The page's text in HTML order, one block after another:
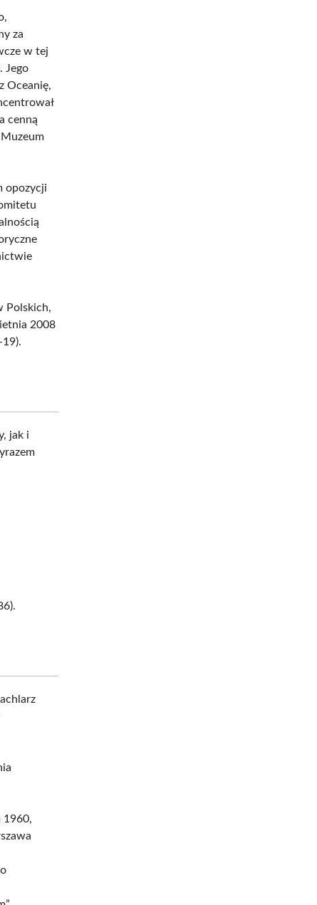
za
w tej
Jego
Oceanię,
cenną
opozycji
Polskich,
2008
jak i
1960,